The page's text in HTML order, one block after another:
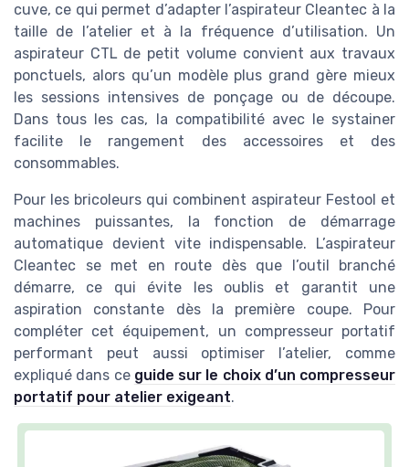
cuve, ce qui permet d’adapter l’aspirateur Cleantec à la
taille de l’atelier et à la fréquence d’utilisation. Un
aspirateur CTL de petit volume convient aux travaux
ponctuels, alors qu’un modèle plus grand gère mieux
les sessions intensives de ponçage ou de découpe.
Dans tous les cas, la compatibilité avec le systainer
facilite le rangement des accessoires et des
consommables.
Pour les bricoleurs qui combinent aspirateur Festool et
machines puissantes, la fonction de démarrage
automatique devient vite indispensable. L’aspirateur
Cleantec se met en route dès que l’outil branché
démarre, ce qui évite les oublis et garantit une
aspiration constante dès la première coupe. Pour
compléter cet équipement, un compresseur portatif
performant peut aussi optimiser l’atelier, comme
expliqué dans ce guide sur le choix d’un compresseur
portatif pour atelier exigeant.